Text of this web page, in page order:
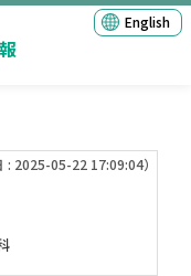
English
: 2025-05-22 17:09:04）